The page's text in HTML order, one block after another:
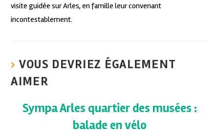
visite guidée sur Arles, en famille leur convenant
incontestablement.
VOUS DEVRIEZ ÉGALEMENT
AIMER
Sympa Arles quartier des musées :
balade en vélo